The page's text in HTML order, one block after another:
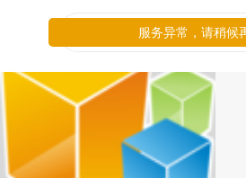
服务异常，请稍候